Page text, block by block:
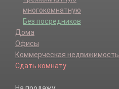
многокомнатную
Без посредников
Дома
Офисы
Коммерческая недвижимость
Сдать комнату